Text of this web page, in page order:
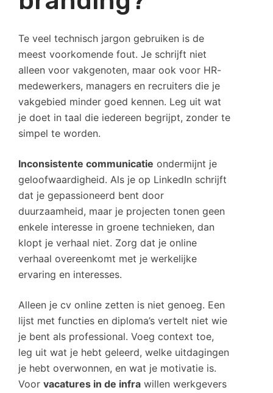
Te veel technisch jargon gebruiken is de
meest voorkomende fout. Je schrijft niet
alleen voor vakgenoten, maar ook voor HR-
medewerkers, managers en recruiters die je
vakgebied minder goed kennen. Leg uit wat
je doet in taal die iedereen begrijpt, zonder te
simpel te worden.
Inconsistente communicatie ondermijnt je
geloofwaardigheid. Als je op LinkedIn schrijft
dat je gepassioneerd bent door
duurzaamheid, maar je projecten tonen geen
enkele interesse in groene technieken, dan
klopt je verhaal niet. Zorg dat je online
verhaal overeenkomt met je werkelijke
ervaring en interesses.
Alleen je cv online zetten is niet genoeg. Een
lijst met functies en diploma’s vertelt niet wie
je bent als professional. Voeg context toe,
leg uit wat je hebt geleerd, welke uitdagingen
je hebt overwonnen, en wat je motivatie is.
Voor vacatures in de infra willen werkgevers